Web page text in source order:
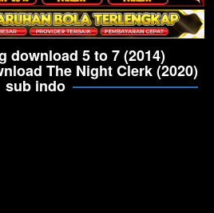
download 5 to 7 (2014)
The Night Clerk (2020)
sub indo